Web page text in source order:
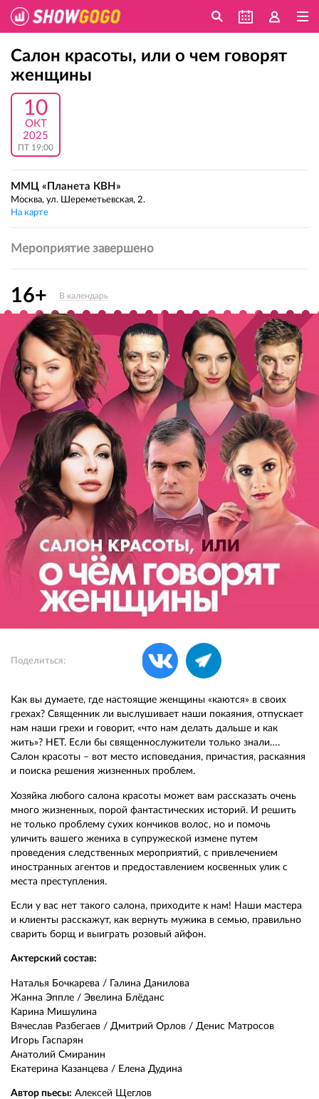
Салон красоты, или о чем говорят
женщины
10
ОКТ
2025
ПТ 19:00
ММЦ «Планета КВН»
Москва, ул. Шереметьевская, 2.
На карте
Мероприятие завершено
16+ В календарь
Поделиться:
Как вы думаете, где настоящие женщины «каются» в своих
грехах? Священник ли выслушивает наши покаяния, отпускает
нам наши грехи и говорит, «что нам делать дальше и как
жить»? НЕТ. Если бы священнослужители только знали….
Салон красоты – вот место исповедания, причастия, раскаяния
и поиска решения жизненных проблем.
Хозяйка любого салона красоты может вам рассказать очень
много жизненных, порой фантастических историй. И решить
не только проблему сухих кончиков волос, но и помочь
уличить вашего жениха в супружеской измене путем
проведения следственных мероприятий, с привлечением
иностранных агентов и предоставлением косвенных улик с
места преступления.
Если у вас нет такого салона, приходите к нам! Наши мастера
и клиенты расскажут, как вернуть мужика в семью, правильно
сварить борщ и выиграть розовый айфон.
Актерский состав:
Наталья Бочкарева / Галина Данилова
Жанна Эппле / Эвелина Блёданс
Карина Мишулина
Вячеслав Разбегаев / Дмитрий Орлов / Денис Матросов
Игорь Гаспарян
Анатолий Смиранин
Екатерина Казанцева / Елена Дудина
Автор пьесы: Алексей Щеглов